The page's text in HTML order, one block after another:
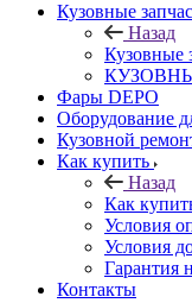
Кузовные
Назад
Кузовные
Фары DEPO
Оборудование
Кузовной
Как купить
Назад
Как
Условия
Условия
Гарантия
Контакты